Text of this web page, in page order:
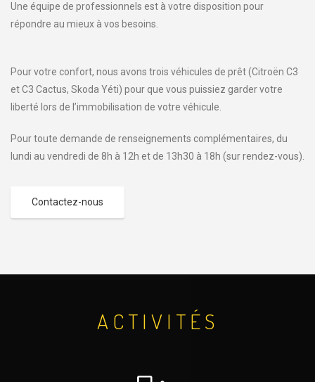
Une équipe de professionnels est à votre disposition pour
répondre au mieux à vos besoins.
Pour votre confort, nous avons trois véhicules de prêt (Citroën C3
et C3 Cactus, Skoda Yéti) pour que vous puissiez garder votre
liberté lors de l’immobilisation de votre véhicule.
Pour toute demande de renseignements complémentaires, du
lundi au vendredi de 8h à 12h et de 13h30 à 18h (sur rendez-vous).
Contactez-nous
ACTIVITÉS